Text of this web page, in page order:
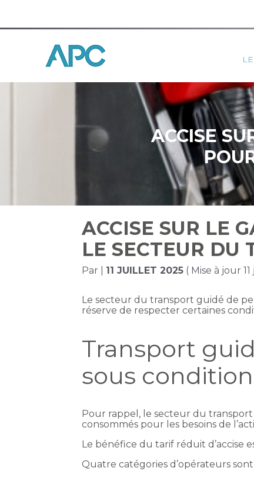
au
ACCISE
ACCISE SUR LE
LE SECTEUR DU
Par 11 JUILLET 2025 ( Mise à jour
Le secteur du transport guidé de
réserve de respecter certaines
Transport
sous
Pour rappel, le secteur du transport
consommés pour les besoins de
Le bénéfice du tarif réduit d’accise
Quatre catégories d’opérateurs